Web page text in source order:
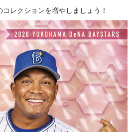
レクションを増やしましょう！